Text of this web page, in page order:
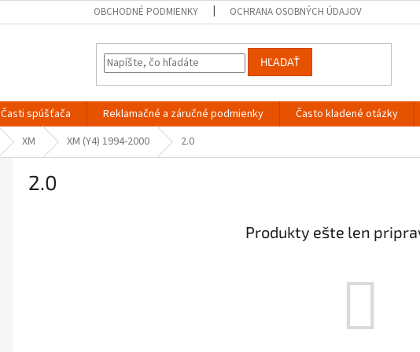
OBCHODNÉ PODMIENKY OCHRANA OSOBNÝCH ÚDAJOV
HĽADAŤ
Časti spúšťača Reklamačné a záručné podmienky Často kladené otázky
XM XM (Y4) 1994-2000 2.0
2.0
Produkty ešte len